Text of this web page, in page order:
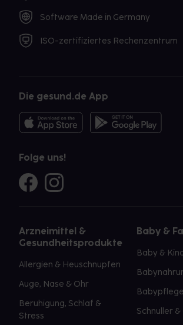
Software Made in Germany
ISO-zertifiziertes Rechenzentrum
Die gesund.de App
Folge uns!
Arzneimittel &
Gesundheitsprodukte
Allergien & Heuschnupfen
Auge, Nase & Ohr
Beruhigung, Schlaf &
Stress
Baby &
Baby &
Babypflege
Schnuller &